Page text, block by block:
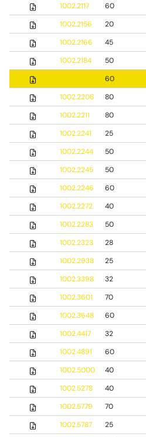
1002.2117 60
1002.2156
20
1002.2166
45
1002.2184
50
60
1002.2206
80
1002.2211
80
1002.2241
25
1002.2244
50
1002.2245
50
1002.2246
60
1002.2272
40
1002.2283
50
1002.2323
28
1002.2938
25
1002.3398
32
1002.3601
70
1002.3648
60
1002.4417
32
1002.4891
60
1002.5000
40
1002.5278
40
1002.5779
70
1002.5787
25